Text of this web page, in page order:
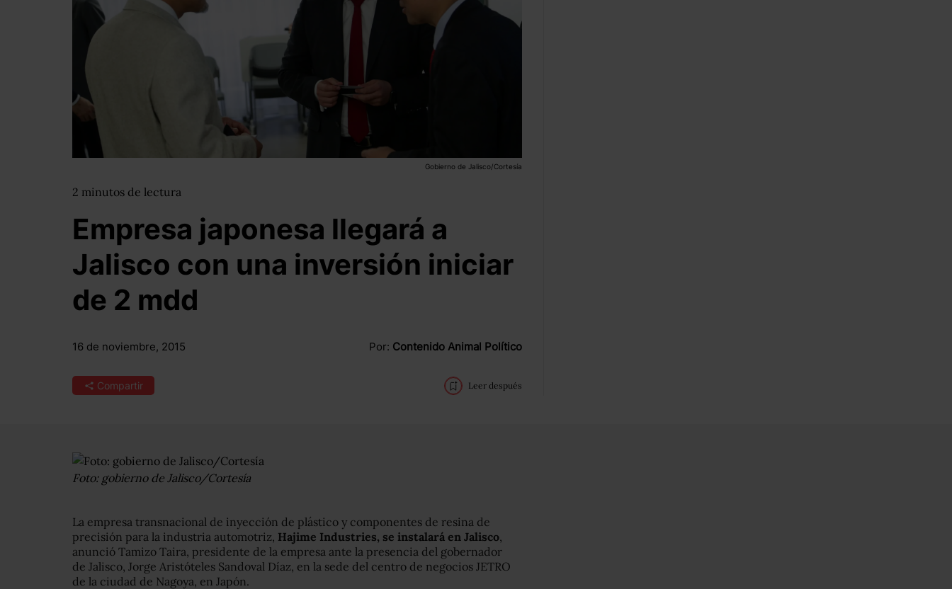
Gobierno de Jalisco/Cortesía
2 minutos de lectura
Empresa japonesa llegará a
Jalisco con una inversión iniciar
de 2 mdd
16 de noviembre, 2015 Por: Contenido Animal Político
Compartir Leer después
Foto: gobierno de Jalisco/Cortesía
La empresa transnacional de inyección de plástico y componentes de resina de
precisión para la industria automotriz, Hajime Industries, se instalará en Jalisco,
anunció Tamizo Taira, presidente de la empresa ante la presencia del gobernador
de Jalisco, Jorge Aristóteles Sandoval Díaz, en la sede del centro de negocios JETRO
de la ciudad de Nagoya, en Japón.